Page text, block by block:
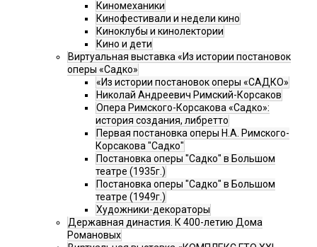
Киномеханики
Кинофестивали и недели кино
Киноклубы и кинолектории
Кино и дети
Виртуальная выставка «Из истории постановок
оперы «Садко»
«Из истории постановок оперы «САДКО»
Николай Андреевич Римский-Корсаков
Опера Римского-Корсакова «Садко»:
история создания, либретто
Первая постановка оперы Н.А. Римского-
Корсакова "Садко"
Постановка оперы "Садко" в Большом
театре (1935г.)
Постановка оперы "Садко" в Большом
театре (1949г.)
Художники-декораторы
Державная династия. К 400-летию Дома
Романовых